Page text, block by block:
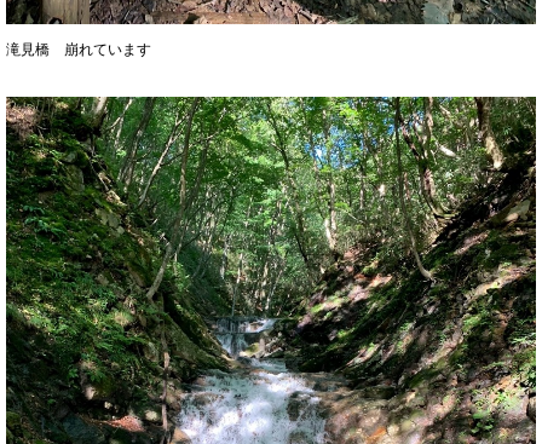
滝見橋 崩れています